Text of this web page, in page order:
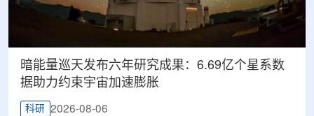
暗能量巡天发布六年研究成果：6.69亿个星系数
据助力约束宇宙加速膨胀
科研 2026-08-06